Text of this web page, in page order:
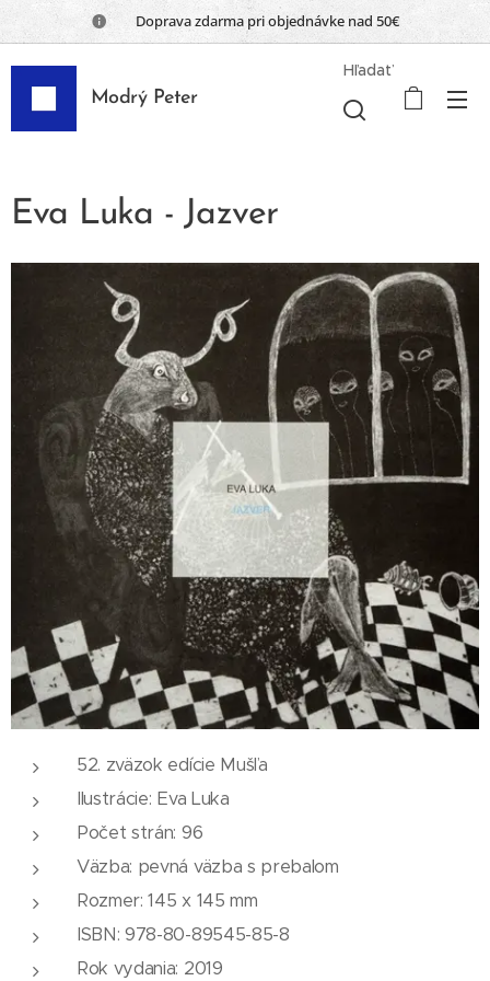
📦 Doprava zdarma pri objednávke nad 50€
Modrý Peter
Hľadať
Eva Luka - Jazver
52. zväzok edície Mušľa
Ilustrácie: Eva Luka
Počet strán: 96
Väzba: pevná väzba s prebalom
Rozmer: 145 x 145 mm
ISBN: 978-80-89545-85-8
Rok vydania: 2019